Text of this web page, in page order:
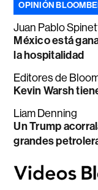
OPINIÓN
Juan Pablo
México está
la hospitalidad
Editores de
Kevin Warsh
Liam Denning
Un Trump
grandes